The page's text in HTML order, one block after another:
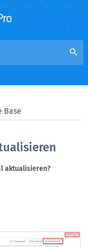
search
Base
aktualisieren?